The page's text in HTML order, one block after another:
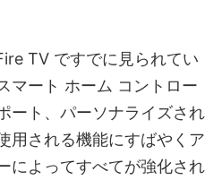
TV ですでに見られてい
マート ホーム コントロー
ート、パーソナライズされ
用される機能にすばやくア
によってすべてが強化され